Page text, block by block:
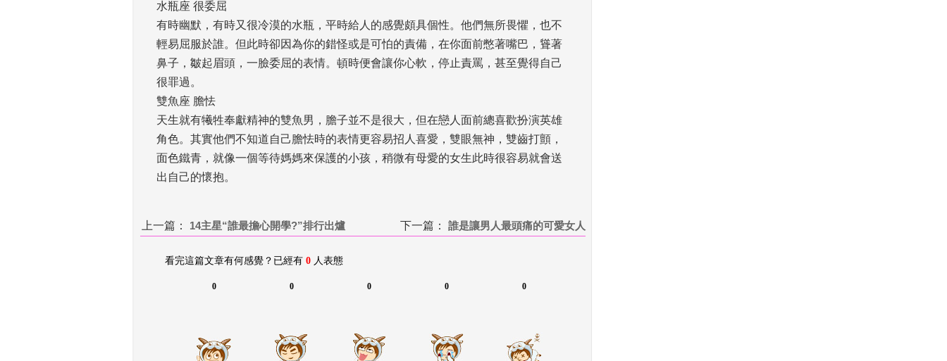
水瓶座 很委屈
有時幽默，有時又很冷漠的水瓶，平時給人的感覺頗具個性。他們無所畏懼，也不
輕易屈服於誰。但此時卻因為你的錯怪或是可怕的責備，在你面前憋著嘴巴，聳著
鼻子，皺起眉頭，一臉委屈的表情。頓時便會讓你心軟，停止責罵，甚至覺得自己
很罪過。
雙魚座 膽怯
天生就有犧牲奉獻精神的雙魚男，膽子並不是很大，但在戀人面前總喜歡扮演英雄
角色。其實他們不知道自己膽怯時的表情更容易招人喜愛，雙眼無神，雙齒打顫，
面色鐵青，就像一個等待媽媽來保護的小孩，稍微有母愛的女生此時很容易就會送
出自己的懷抱。
上一篇： 14主星“誰最擔心開學?”排行出爐 下一篇： 誰是讓男人最頭痛的可愛女人
看完這篇文章有何感覺？已經有 0 人表態
0 0 0 0 0